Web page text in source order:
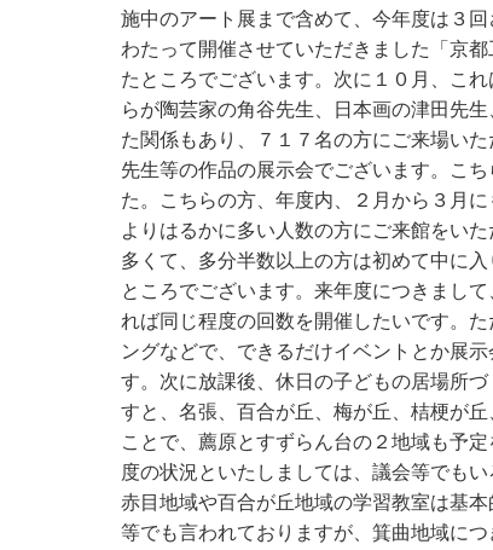
施中のアート展まで含めて、今年度は３
わたって開催させていただきました「京
たところでございます。次に１０月、こ
らが陶芸家の角谷先生、日本画の津田先
た関係もあり、７１７名の方にご来場い
先生等の作品の展示会でございます。こ
た。こちらの方、年度内、２月から３月
よりはるかに多い人数の方にご来館をい
多くて、多分半数以上の方は初めて中に
ところでございます。来年度につきまし
れば同じ程度の回数を開催したいです。
ングなどで、できるだけイベントとか展
す。次に放課後、休日の子どもの居場所
すと、名張、百合が丘、梅が丘、桔梗が
ことで、薦原とすずらん台の２地域も予
度の状況といたしましては、議会等でも
赤目地域や百合が丘地域の学習教室は基
等でも言われておりますが、箕曲地域に